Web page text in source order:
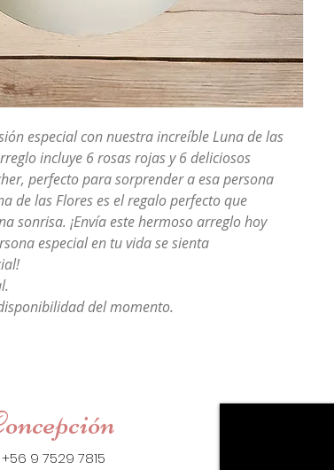
especial con nuestra increíble Luna de las
incluye 6 rosas rojas y 6 deliciosos
perfecto para sorprender a esa persona
de las Flores es el regalo perfecto que
sonrisa. ¡Envía este hermoso arreglo hoy
especial en tu vida se sienta
del momento.
9 7529 7815